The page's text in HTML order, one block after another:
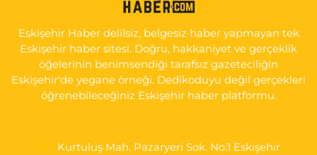
GÜLTEPE MAH. HALK CAD. NO:107 C
0 (222) 250 40 50 Yol Tarifi Al
Bizim Eczanesi
EMEK MAH. ERTAŞ CAD.NO:12 A Küçük Sanayi girişi Tarım Kredi
Koop. Market yanı
Eskişehir Haber delilsiz, belgesiz haber yapmayan tek
Eskişehir haber sitesi. Doğru, hakkaniyet ve gerçeklik
öğelerinin benimsendiği tarafsız gazeteciliğin
Eskişehir'de yegane örneği. Dedikoduyu değil gerçekleri
öğrenebileceğiniz Eskişehir haber platformu.
Kurtuluş Mah. Pazaryeri Sok. No:1 Eskişehir